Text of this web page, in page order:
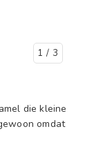
1 / 3
die kleine
omdat